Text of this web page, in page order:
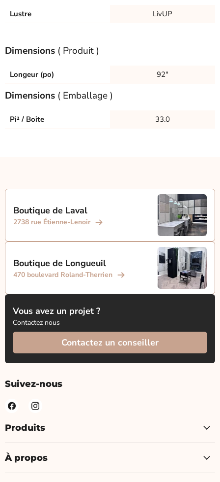
Lustre LivUP
Dimensions ( Produit )
Longeur (po) 92"
Dimensions ( Emballage )
Pi² / Boite 33.0
Boutique de Laval
2738 rue Étienne-Lenoir
Boutique de Longueuil
470 boulevard Roland-Therrien
Vous avez un projet ?
Contactez nous
Contactez un conseiller
Suivez-nous
Produits
À propos